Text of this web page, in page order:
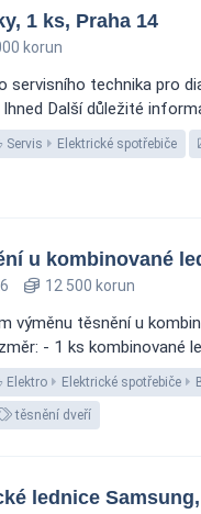
1 ks, Praha 14
korun
servisního technika pro
Další důležité
Servis Elektrické spotřebiče
u kombinované
12 500 korun
výměnu těsnění u
- 1 ks kombinované
Elektro Elektrické spotřebiče
těsnění dveří
lednice